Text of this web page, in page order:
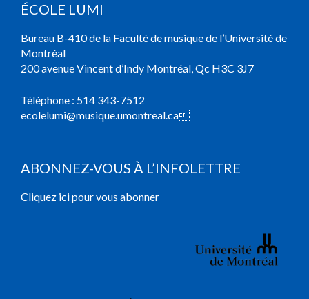
ÉCOLE LUMI
Bureau B-410 de la Faculté de musique de l’Université de
Montréal
200 avenue Vincent d’Indy Montréal, Qc H3C 3J7
Téléphone : 514 343-7512
ecolelumi@musique.umontreal.ca
ABONNEZ-VOUS À L’INFOLETTRE
Cliquez ici pour vous abonner